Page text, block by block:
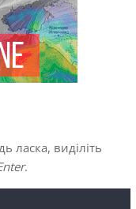
ласка, виділіть
.